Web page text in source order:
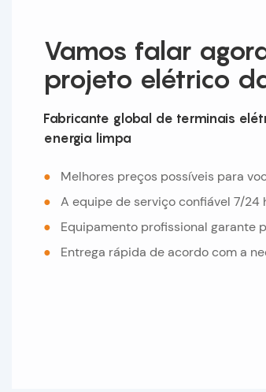
Vamos falar
projeto elétrico
Fabricante global de terminais
energia limpa
●
Melhores preços possíveis para
●
A equipe de serviço confiável 7/
●
Equipamento profissional garante
●
Entrega rápida de acordo com a